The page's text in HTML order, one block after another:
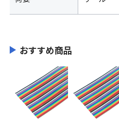
おすすめ商品